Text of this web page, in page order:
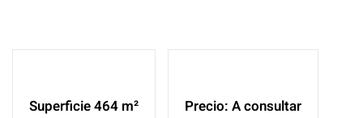
Superficie 464 m² Precio: A consultar